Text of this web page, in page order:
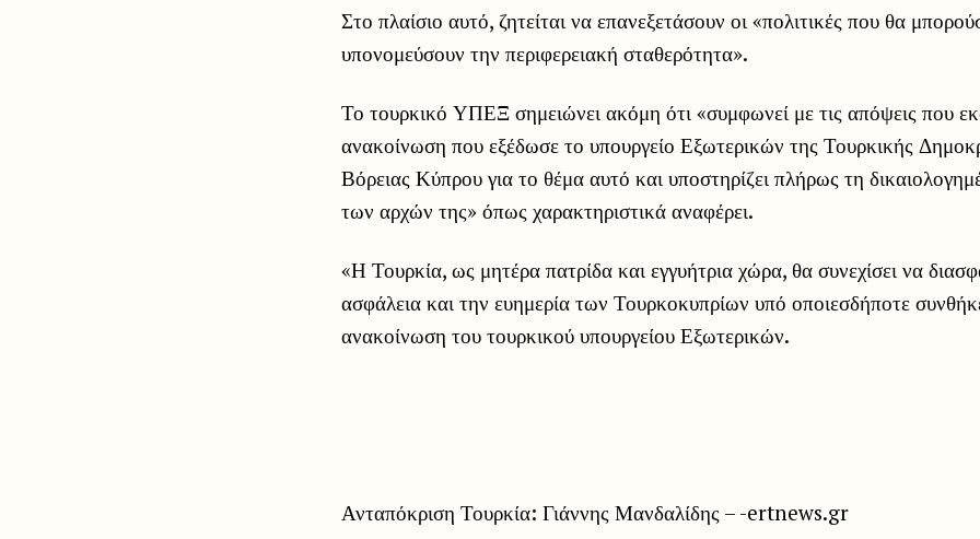
Στο πλαίσιο αυτό, ζητείται να επανεξετάσουν οι «πολιτικές που θα
υπονομεύσουν την περιφερειακή σταθερότητα».
Το τουρκικό ΥΠΕΞ σημειώνει ακόμη ότι «συμφωνεί με τις απόψεις που
ανακοίνωση που εξέδωσε το υπουργείο Εξωτερικών της Τουρκικής
Βόρειας Κύπρου για το θέμα αυτό και υποστηρίζει πλήρως τη
των αρχών της» όπως χαρακτηριστικά αναφέρει.
«Η Τουρκία, ως μητέρα πατρίδα και εγγυήτρια χώρα, θα συνεχίσει να
ασφάλεια και την ευημερία των Τουρκοκυπρίων υπό οποιεσδήποτε
ανακοίνωση του τουρκικού υπουργείου Εξωτερικών.
Ανταπόκριση Τουρκία: Γιάννης Μανδαλίδης – -ertnews.gr